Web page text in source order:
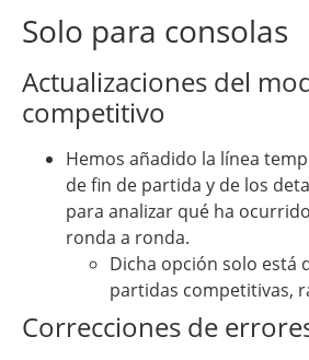
Solo para consolas
Actualizaciones del
competitivo
Hemos añadido la línea
de fin de partida y de los
para analizar qué ha
ronda a ronda.
Dicha opción solo está
partidas competitivas,
Correcciones de